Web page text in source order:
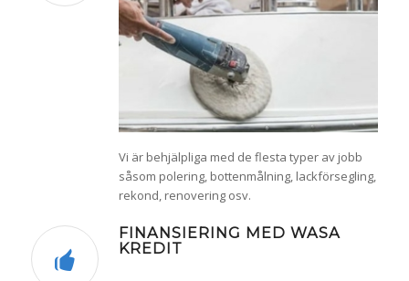
Vi är behjälpliga med de flesta typer av jobb
såsom polering, bottenmålning, lackförsegling,
rekond, renovering osv.
FINANSIERING MED WASA
KREDIT